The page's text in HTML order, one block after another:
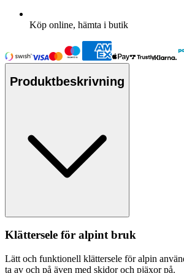
Köp online, hämta i butik
Produktbeskrivning
Klättersele för alpint bruk
Lätt och funktionell klättersele för alpin
ta av och på även med skidor och pjäxor på.